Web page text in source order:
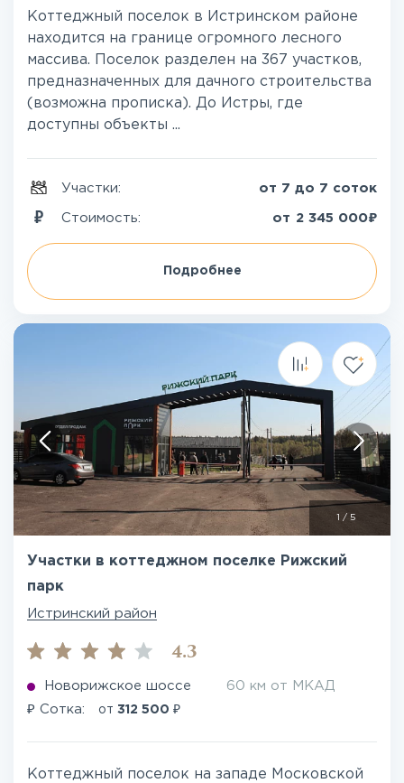
Коттеджный поселок в Истринском районе
находится на границе огромного лесного
массива. Поселок разделен на 367 участков,
предназначенных для дачного строительства
(возможна прописка). До Истры, где
доступны объекты ...
Участки: от 7 до 7 соток
Стоимость: от 2 345 000₽
Подробнее
/ 5
Участки в коттеджном поселке Рижский
парк
Истринский район
4.3
Новорижское шоссе 60 км от МКАД
₽ Сотка: от 312 500 ₽
Коттеджный поселок на западе Московской